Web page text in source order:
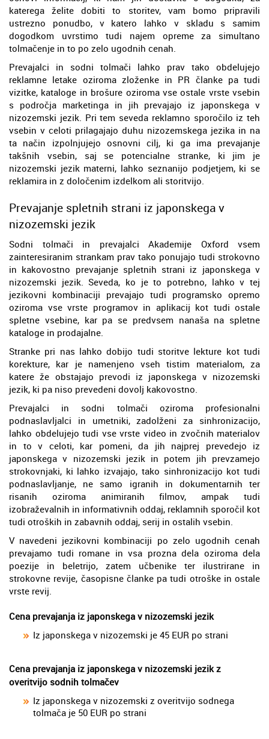
katerega želite dobiti to storitev, vam bomo pripravili
ustrezno ponudbo, v katero lahko v skladu s samim
dogodkom uvrstimo tudi najem opreme za simultano
tolmačenje in to po zelo ugodnih cenah.
Prevajalci in sodni tolmači lahko prav tako obdelujejo
reklamne letake oziroma zloženke in PR članke pa tudi
vizitke, kataloge in brošure oziroma vse ostale vrste vsebin
s področja marketinga in jih prevajajo iz japonskega v
nizozemski jezik. Pri tem seveda reklamno sporočilo iz teh
vsebin v celoti prilagajajo duhu nizozemskega jezika in na
ta način izpolnjujejo osnovni cilj, ki ga ima prevajanje
takšnih vsebin, saj se potencialne stranke, ki jim je
nizozemski jezik materni, lahko seznanijo podjetjem, ki se
reklamira in z določenim izdelkom ali storitvijo.
Prevajanje spletnih strani iz japonskega v
nizozemski jezik
Sodni tolmači in prevajalci Akademije Oxford vsem
zainteresiranim strankam prav tako ponujajo tudi strokovno
in kakovostno prevajanje spletnih strani iz japonskega v
nizozemski jezik. Seveda, ko je to potrebno, lahko v tej
jezikovni kombinaciji prevajajo tudi programsko opremo
oziroma vse vrste programov in aplikacij kot tudi ostale
spletne vsebine, kar pa se predvsem nanaša na spletne
kataloge in prodajalne.
Stranke pri nas lahko dobijo tudi storitve lekture kot tudi
korekture, kar je namenjeno vseh tistim materialom, za
katere že obstajajo prevodi iz japonskega v nizozemski
jezik, ki pa niso prevedeni dovolj kakovostno.
Prevajalci in sodni tolmači oziroma profesionalni
podnaslavljalci in umetniki, zadolženi za sinhronizacijo,
lahko obdelujejo tudi vse vrste video in zvočnih materialov
in to v celoti, kar pomeni, da jih najprej prevedejo iz
japonskega v nizozemski jezik in potem jih prevzamejo
strokovnjaki, ki lahko izvajajo, tako sinhronizacijo kot tudi
podnaslavljanje, ne samo igranih in dokumentarnih ter
risanih oziroma animiranih filmov, ampak tudi
izobraževalnih in informativnih oddaj, reklamnih sporočil kot
tudi otroških in zabavnih oddaj, serij in ostalih vsebin.
V navedeni jezikovni kombinaciji po zelo ugodnih cenah
prevajamo tudi romane in vsa prozna dela oziroma dela
poezije in beletrijo, zatem učbenike ter ilustrirane in
strokovne revije, časopisne članke pa tudi otroške in ostale
vrste revij.
Cena prevajanja iz japonskega v nizozemski jezik
Iz japonskega v nizozemski je 45 EUR po strani
Cena prevajanja iz japonskega v nizozemski jezik z
overitvijo sodnih tolmačev
Iz japonskega v nizozemski z overitvijo sodnega
tolmača je 50 EUR po strani